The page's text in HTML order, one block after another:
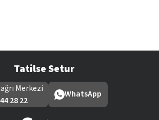
Tatilse Setur
Merkezi
28 22
WhatsApp